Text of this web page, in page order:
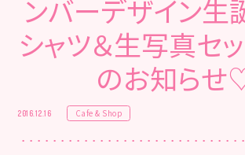
ンバーデザイン生
シャツ＆生写真セ
のお知らせ
2016.12.16 Cafe & Shop